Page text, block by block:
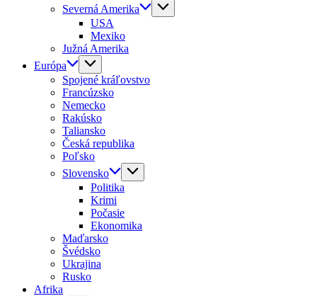
Severná Amerika
USA
Mexiko
Južná Amerika
Európa
Spojené kráľovstvo
Francúzsko
Nemecko
Rakúsko
Taliansko
Česká republika
Poľsko
Slovensko
Politika
Krimi
Počasie
Ekonomika
Maďarsko
Švédsko
Ukrajina
Rusko
Afrika